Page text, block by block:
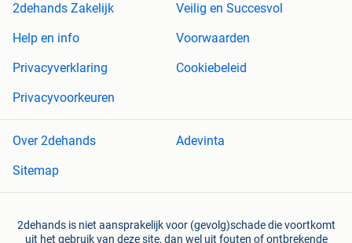
2dehands Zakelijk
Veilig en Succesvol
Help en info
Voorwaarden
Privacyverklaring
Cookiebeleid
Privacyvoorkeuren
Over 2dehands
Adevinta
Sitemap
2dehands is niet aansprakelijk voor (gevolg)schade die voortkomt
uit het gebruik van deze site, dan wel uit fouten of ontbrekende